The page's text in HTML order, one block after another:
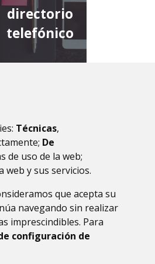
Técnicas,
De
de uso de la web;
y sus servicios.
que acepta su
navegando sin realizar
imprescindibles. Para
configuración de
directorio
telefónico
de
huesca